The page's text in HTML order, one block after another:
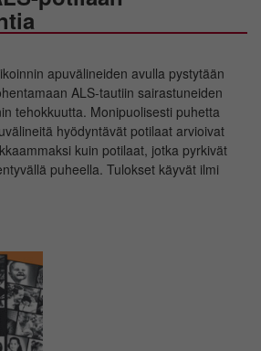
apuvälineiden avulla pystytään
ALS-tautiin sairastuneiden
tehokkuutta. Monipuolisesti puhetta
hyödyntävät potilaat arvioivat
kuin potilaat, jotka pyrkivät
puheella. Tulokset käyvät ilmi